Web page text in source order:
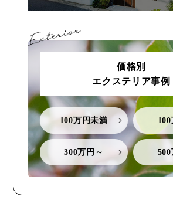
価格別
エクステリア事例
100万円未満
300万円～ 500